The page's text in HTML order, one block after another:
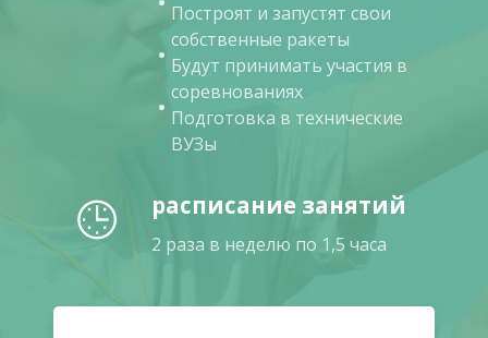
Построят и запустят свои
собственные ракеты
Будут принимать участия в
соревнованиях
Подготовка в технические
ВУЗы
расписание занятий
2 раза в неделю по 1,5 часа